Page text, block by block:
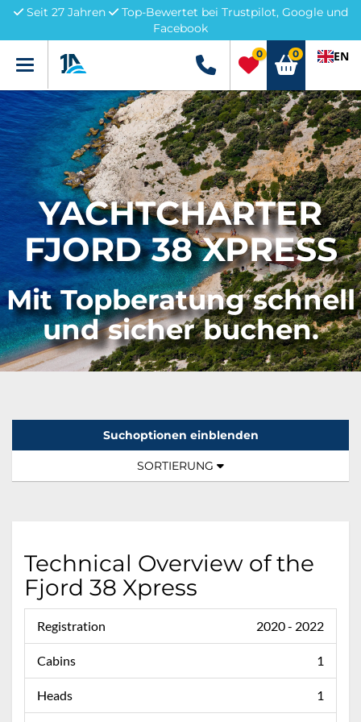
Seit 27 Jahren
Top-Bewertet bei Trustpilot, Google und
Facebook
Menü +49 5741 3222690
0 0 EN
YACHTCHARTER
FJORD 38 XPRESS
Mit Topberatung schnell
und sicher buchen.
Suchoptionen einblenden
TOGGLE NAVIGATION
SORTIERUNG
Technical Overview of the
Fjord 38 Xpress
Registration 2020 - 2022
Cabins 1
Heads 1